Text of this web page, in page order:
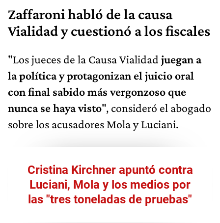
Zaffaroni habló de la causa
Vialidad y cuestionó a los fiscales
"Los jueces de la Causa Vialidad juegan a
la política y protagonizan el juicio oral
con final sabido más vergonzoso que
nunca se haya visto", consideró el abogado
sobre los acusadores Mola y Luciani.
Cristina Kirchner apuntó contra
Luciani, Mola y los medios por
las "tres toneladas de pruebas"